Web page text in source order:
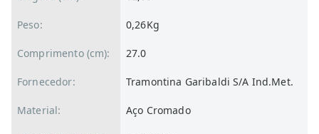
Peso: 0,26Kg
Comprimento (cm): 27.0
Fornecedor: Tramontina Garibaldi S/A Ind.Met.
Material: Aço Cromado